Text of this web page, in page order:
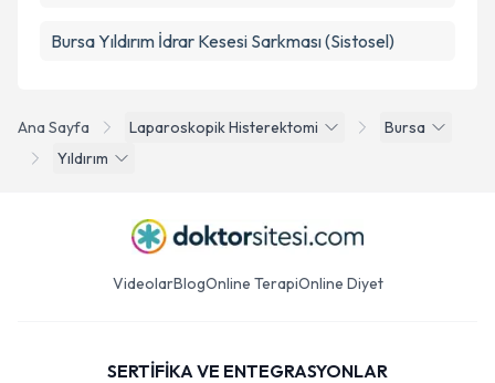
Ana Sayfa Laparoskopik Histerektomi
Bursa
Yıldırım
Bursa Yıldırım İdrar Kesesi Sarkması (Sistosel)
VideolarBlogOnline TerapiOnline Diyet
SERTİFİKA VE ENTEGRASYONLAR